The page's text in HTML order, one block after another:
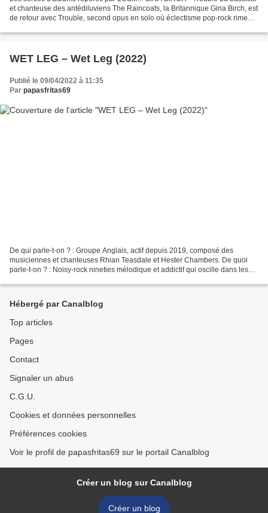
et chanteuse des antédiluviens The Raincoats, la Britannique Gina Birch, est
de retour avec Trouble, second opus en solo où éclectisme pop-rock rime
WET LEG – Wet Leg (2022)
Publié le 09/04/2022 à 11:35
Par papasfritas69
De qui parle-t-on ? : Groupe Anglais, actif depuis 2019, composé des
musiciennes et chanteuses Rhian Teasdale et Hester Chambers. De quoi
parle-t-on ? : Noisy-rock nineties mélodique et addictif qui oscille dans les
Hébergé par Canalblog
Top articles
Pages
Contact
Signaler un abus
C.G.U.
Cookies et données personnelles
Préférences cookies
Voir le profil de papasfritas69 sur le portail Canalblog
Créer un blog sur Canalblog
Créer un blog